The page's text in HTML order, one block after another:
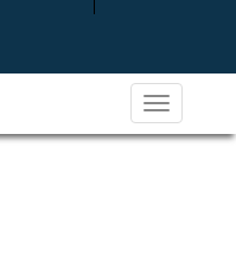
Toggle
navigation